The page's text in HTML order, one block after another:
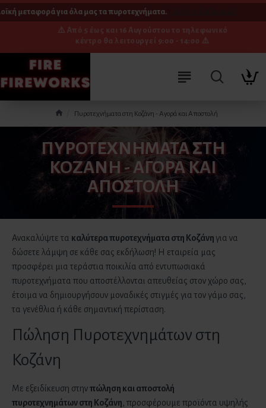
για όλα μας τα πυροτεχνήματα.[ Δείτε τη διαδικασία ]
⚠️ Από 5 έως και 16 Αυγούστου το τηλεφωνικό
κέντρο θα λειτουργεί 9:00 - 14:00 ⚠️
Πυροτεχνήματα στη Κοζάνη - Αγορά και Αποστολή
ΠΥΡΟΤΕΧΝΉΜΑΤΑ ΣΤΗ
ΚΟΖΆΝΗ - ΑΓΟΡΆ ΚΑΙ
ΑΠΟΣΤΟΛΉ
Ανακαλύψτε τα καλύτερα πυροτεχνήματα στη Κοζάνη για να
δώσετε λάμψη σε κάθε σας εκδήλωση! Η εταιρεία μας
προσφέρει μια τεράστια ποικιλία από εντυπωσιακά
πυροτεχνήματα που αποστέλλονται απευθείας στον χώρο σας,
έτοιμα να δημιουργήσουν μοναδικές στιγμές για τον γάμο σας,
τα γενέθλια ή κάθε σημαντική περίσταση.
Πώληση Πυροτεχνημάτων στη
Κοζάνη
Με εξειδίκευση στηνπώληση και αποστολή
πυροτεχνημάτωνστη Κοζάνη , προσφέρουμε προϊόντα υψηλής